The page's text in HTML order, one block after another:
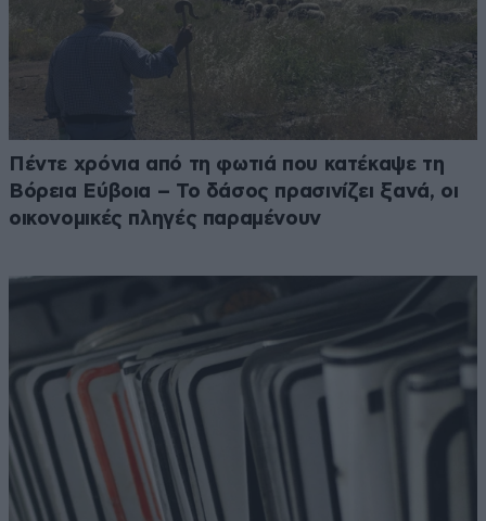
Πέντε χρόνια από τη φωτιά που κατέκαψε τη
Βόρεια Εύβοια – Το δάσος πρασινίζει ξανά, οι
οικονομικές πληγές παραμένουν